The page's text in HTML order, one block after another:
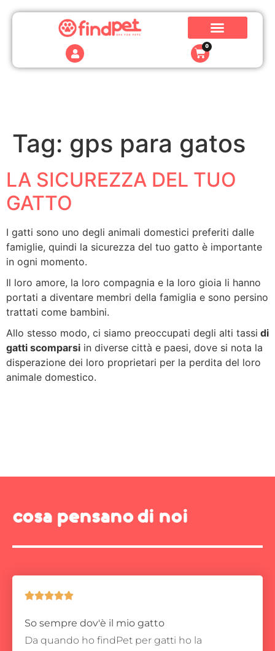
0
Tag: gps para gatos
LA SICUREZZA DEL TUO
GATTO
I gatti sono uno degli animali domestici preferiti dalle
famiglie, quindi la sicurezza del tuo gatto è importante
in ogni momento.
Il loro amore, la loro compagnia e la loro gioia li hanno
portati a diventare membri della famiglia e sono persino
trattati come bambini.
Allo stesso modo, ci siamo preoccupati degli alti tassi di
gatti scomparsi in diverse città e paesi, dove si nota la
disperazione dei loro proprietari per la perdita del loro
animale domestico.
cosa pensano di noi

So sempre dov'è il mio gatto
Da quando ho findPet per gatti ho la